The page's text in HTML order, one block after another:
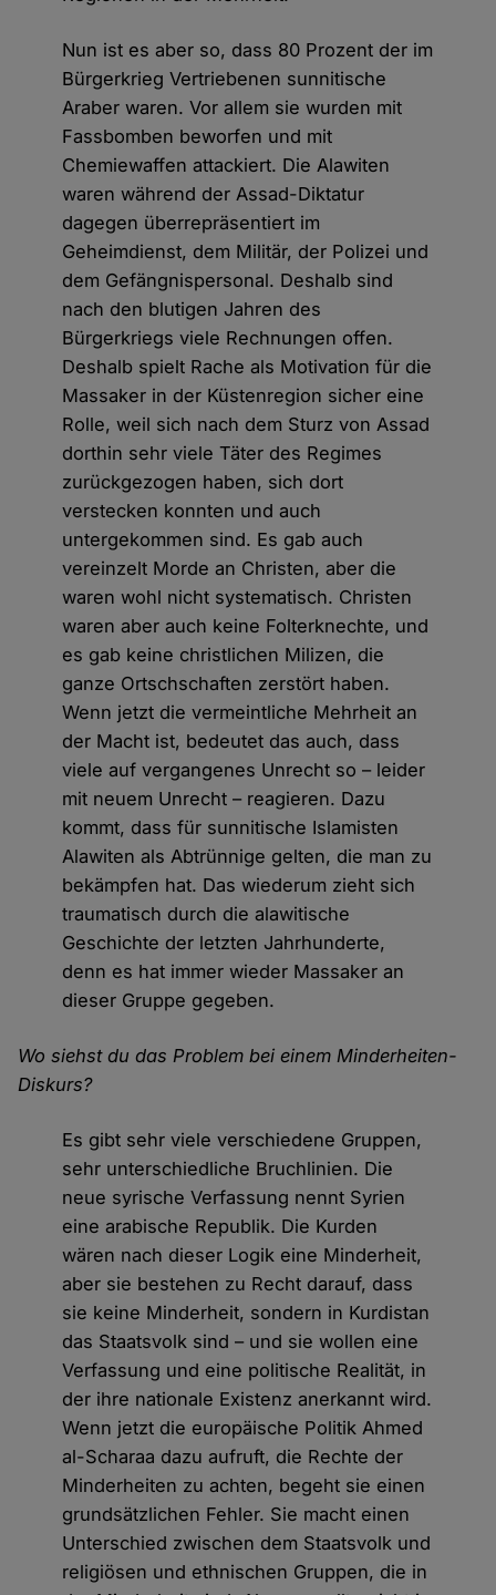
Nun ist es aber so, dass 80 Prozent der im
Bürgerkrieg Vertriebenen sunnitische
Araber waren. Vor allem sie wurden mit
Fassbomben beworfen und mit
Chemiewaffen attackiert. Die Alawiten
waren während der Assad-Diktatur
dagegen überrepräsentiert im
Geheimdienst, dem Militär, der Polizei und
dem Gefängnispersonal. Deshalb sind
nach den blutigen Jahren des
Bürgerkriegs viele Rechnungen offen.
Deshalb spielt Rache als Motivation für die
Massaker in der Küstenregion sicher eine
Rolle, weil sich nach dem Sturz von Assad
dorthin sehr viele Täter des Regimes
zurückgezogen haben, sich dort
verstecken konnten und auch
untergekommen sind. Es gab auch
vereinzelt Morde an Christen, aber die
waren wohl nicht systematisch. Christen
waren aber auch keine Folterknechte, und
es gab keine christlichen Milizen, die
ganze Ortschschaften zerstört haben.
Wenn jetzt die vermeintliche Mehrheit an
der Macht ist, bedeutet das auch, dass
viele auf vergangenes Unrecht so – leider
mit neuem Unrecht – reagieren. Dazu
kommt, dass für sunnitische Islamisten
Alawiten als Abtrünnige gelten, die man zu
bekämpfen hat. Das wiederum zieht sich
traumatisch durch die alawitische
Geschichte der letzten Jahrhunderte,
denn es hat immer wieder Massaker an
dieser Gruppe gegeben.
Wo siehst du das Problem bei einem Minderheiten-
Diskurs?
Es gibt sehr viele verschiedene Gruppen,
sehr unterschiedliche Bruchlinien. Die
neue syrische Verfassung nennt Syrien
eine arabische Republik. Die Kurden
wären nach dieser Logik eine Minderheit,
aber sie bestehen zu Recht darauf, dass
sie keine Minderheit, sondern in Kurdistan
das Staatsvolk sind – und sie wollen eine
Verfassung und eine politische Realität, in
der ihre nationale Existenz anerkannt wird.
Wenn jetzt die europäische Politik Ahmed
al-Scharaa dazu aufruft, die Rechte der
Minderheiten zu achten, begeht sie einen
grundsätzlichen Fehler. Sie macht einen
Unterschied zwischen dem Staatsvolk und
religiösen und ethnischen Gruppen, die in